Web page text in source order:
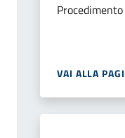
VAI ALLA